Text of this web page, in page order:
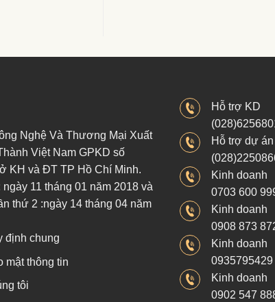
Nghệ Và Thương Mại Xuất
Việt Nam GPKD số
KH và ĐT TP Hồ Chí Minh.
11 tháng 01 năm 2018 và
thứ 2 :ngày 14 tháng 04 năm
định chung
mật thông tin
tôi
Hỗ trợ KD
Hỗ trợ dự án
Kinh doanh
0703 600
Kinh doanh
0908 873
Kinh doanh
0935795429
Kinh doanh
0902 547